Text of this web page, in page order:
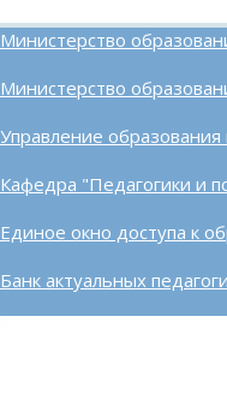
Министерство
Министерство
Управление образования
Кафедра "Педагогики и
Единое окно доступа к
Банк актуальных